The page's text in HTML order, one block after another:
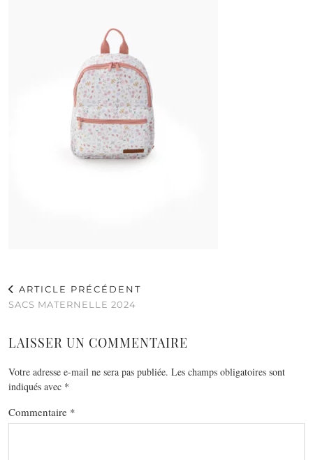
ARTICLE PRÉCÉDENT
SACS MATERNELLE 2024
LAISSER UN COMMENTAIRE
Votre adresse e-mail ne sera pas publiée. Les champs obligatoires sont
indiqués avec *
Commentaire *